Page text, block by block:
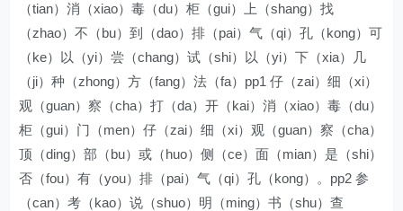
（tian）消（xiao）毒（du）柜（gui）上（shang）找
（zhao）不（bu）到（dao）排（pai）气（qi）孔（kong）可
（ke）以（yi）尝（chang）试（shi）以（yi）下（xia）几
（ji）种（zhong）方（fang）法（fa）pp1 仔（zai）细（xi）
观（guan）察（cha）打（da）开（kai）消（xiao）毒（du）
柜（gui）门（men）仔（zai）细（xi）观（guan）察（cha）
顶（ding）部（bu）或（huo）侧（ce）面（mian）是（shi）
否（fou）有（you）排（pai）气（qi）孔（kong）。pp2 参
（can）考（kao）说（shuo）明（ming）书（shu）查